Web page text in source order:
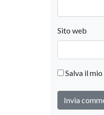
Sito web
Salva il